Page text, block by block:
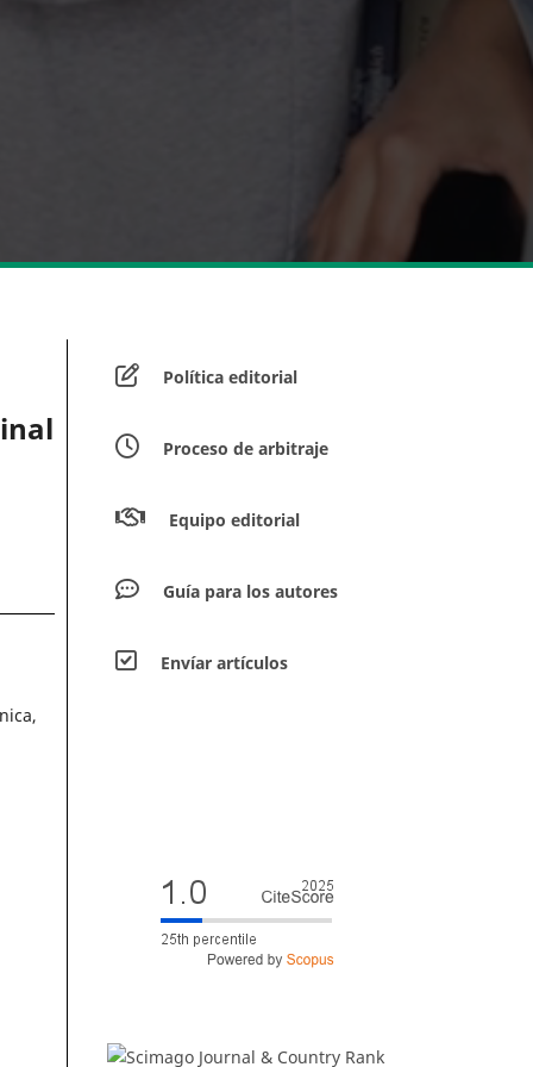
Política editorial
Proceso de arbitraje
Equipo editorial
Guía para los autores
Envíar artículos